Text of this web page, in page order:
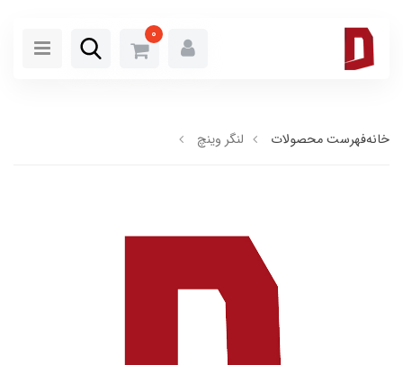
0
خانهفهرست محصولات لنگر وینچ